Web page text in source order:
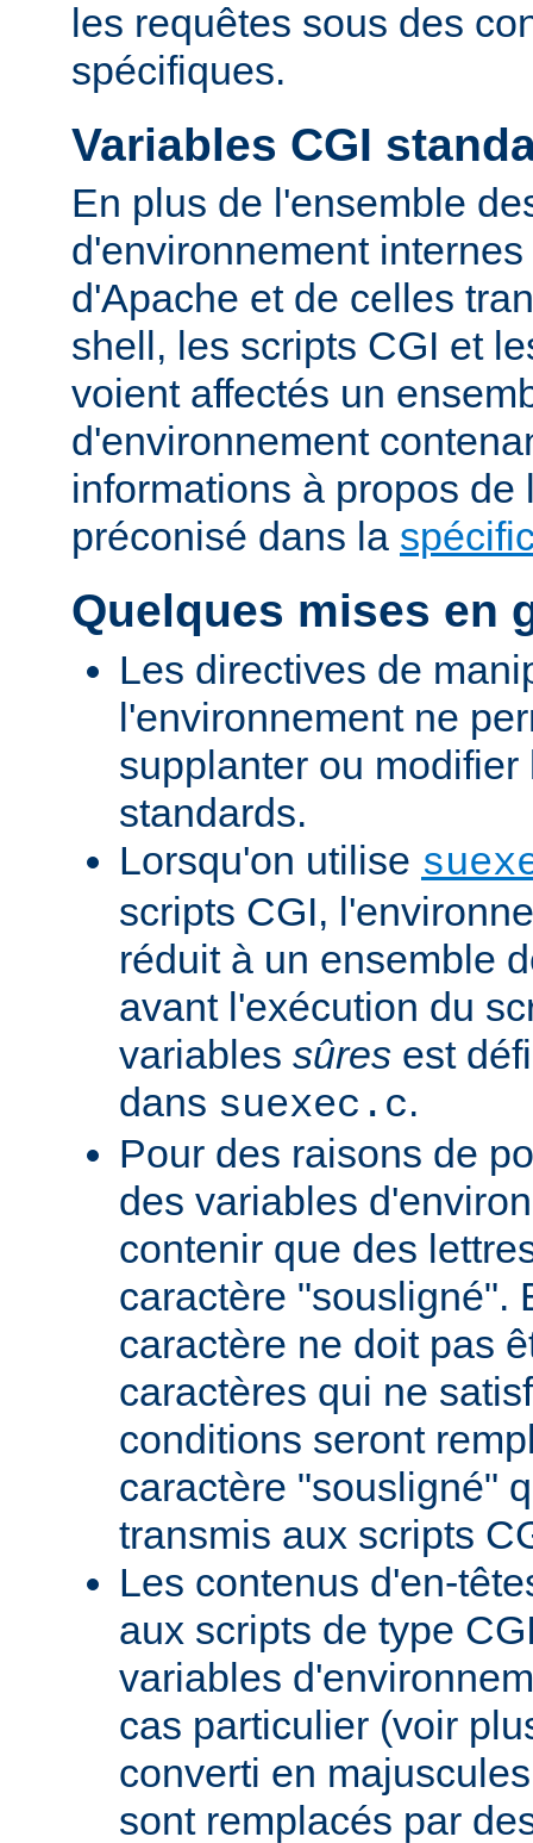
les requêtes sous des
spécifiques.
Variables CGI
En plus de l'ensemble
d'environnement
d'Apache et de celles
shell, les scripts CGI et
voient affectés un
d'environnement
informations à propos de
préconisé dans la
Quelques mises en
Les directives de
l'environnement ne
supplanter ou
standards.
Lorsqu'on utilise
scripts CGI,
réduit à un ensemble
avant l'exécution du
variables sûres est
dans suexec.c.
Pour des raisons de
des variables
contenir que des
caractère "sousligné".
caractère ne doit pas
caractères qui ne
conditions seront
caractère "sousligné"
transmis aux scripts
Les contenus d'en-
aux scripts de type
variables
cas particulier (voir
converti en
sont remplacés par